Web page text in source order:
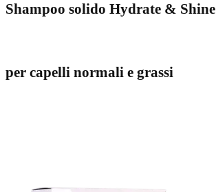
Shampoo solido Hydrate & Shine
per capelli normali e grassi